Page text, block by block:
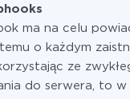
ma na celu
o każdym
ze
do serwera, to